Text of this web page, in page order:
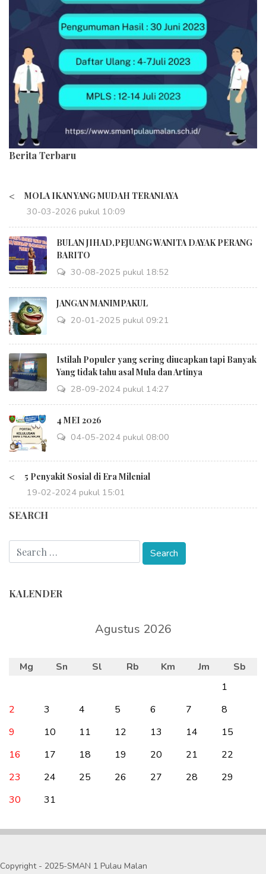
Berita Terbaru
< MOLA IKAN YANG MUDAH TERANIAYA
30-03-2026 pukul 10:09
BULAN JIHAD,PEJUANG WANITA DAYAK PERANG
BARITO
30-08-2025 pukul 18:52
JANGAN MANIMPAKUL
20-01-2025 pukul 09:21
Istilah Populer yang sering diucapkan tapi Banyak
Yang tidak tahu asal Mula dan Artinya
28-09-2024 pukul 14:27
4 MEI 2026
04-05-2024 pukul 08:00
< 5 Penyakit Sosial di Era Milenial
19-02-2024 pukul 15:01
SEARCH
KALENDER
Agustus 2026
Mg Sn Sl Rb Km Jm
Sb
1
2
3 4 5 6 7
8
9
10 11 12 13 14
15
16
17 18 19 20 21
22
23
24 25 26 27 28
29
30
31
Copyright - 2025-SMAN 1 Pulau Malan